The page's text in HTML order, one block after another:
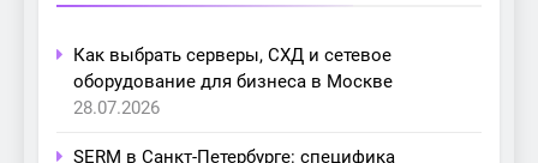
Как выбрать серверы, СХД и сетевое
оборудование для бизнеса в Москве
28.07.2026
SERM в Санкт-Петербурге: специфика